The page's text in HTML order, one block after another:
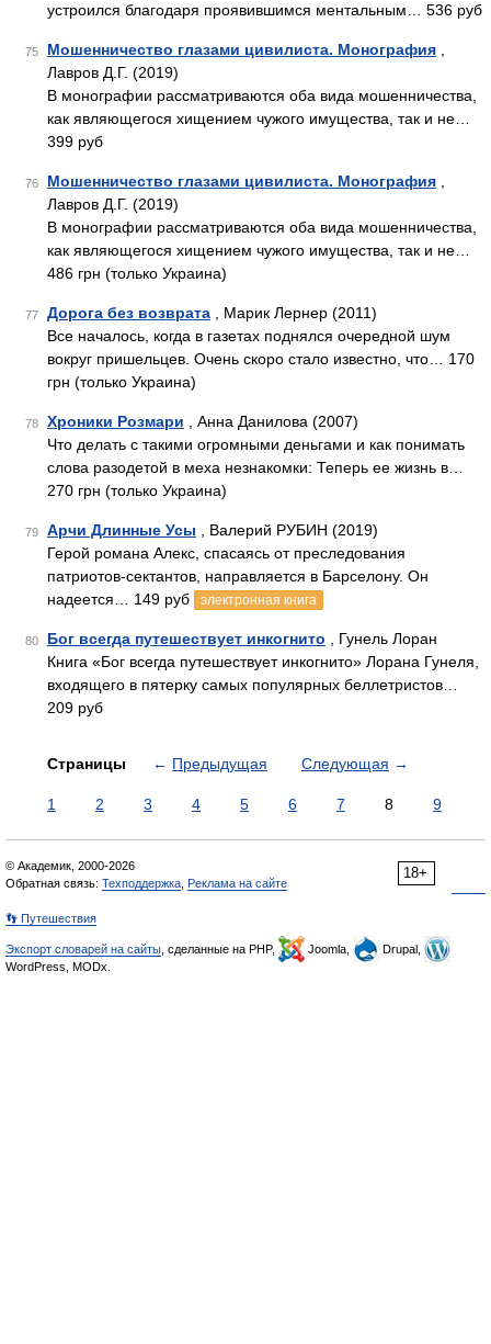
устроился благодаря проявившимся ментальным… 536 руб
75 Мошенничество глазами цивилиста. Монография
Лавров Д.Г. (2019)
В монографии рассматриваются оба вида мошенничества,
как являющегося хищением чужого имущества, так и не…
399 руб
76 Мошенничество глазами цивилиста. Монография
Лавров Д.Г. (2019)
В монографии рассматриваются оба вида мошенничества,
как являющегося хищением чужого имущества, так и не…
486 грн (только Украина)
77 Дорога без возврата , Марик Лернер (2011)
Все началось, когда в газетах поднялся очередной шум
вокруг пришельцев. Очень скоро стало известно, что… 170
грн (только Украина)
78 Хроники Розмари , Анна Данилова (2007)
Что делать с такими огромными деньгами и как понимать
слова разодетой в меха незнакомки: Теперь ее жизнь в…
270 грн (только Украина)
79 Арчи Длинные Усы , Валерий РУБИН (2019)
Герой романа Алекс, спасаясь от преследования
патриотов-сектантов, направляется в Барселону. Он
надеется… 149 руб
электронная книга
80 Бог всегда путешествует инкогнито , Гунель Лоран
Книга «Бог всегда путешествует инкогнито» Лорана Гунеля,
входящего в пятерку самых популярных беллетристов…
209 руб
Страницы ← Предыдущая Следующая →
1 2 3 4 5 6 7 8 9
18+
© Академик, 2000-2026
Обратная связь: Техподдержка Реклама на сайте
👣 Путешествия
Экспорт словарей на сайты , сделанные на PHP, Joomla,
Drupal,
WordPress, MODx.